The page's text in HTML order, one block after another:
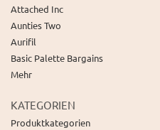
Attached Inc
Aunties Two
Aurifil
Basic Palette Bargains
Mehr
KATEGORIEN
Produktkategorien